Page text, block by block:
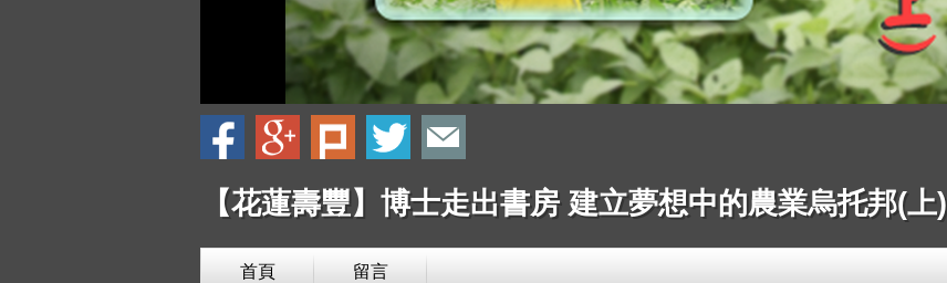
【花蓮壽豐】博士走出書房 建立夢想中的農業烏托邦(
首頁 留言